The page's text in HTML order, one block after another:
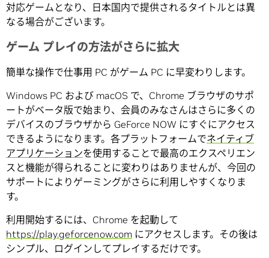
対応ゲームとなり、日本国内で提供されるタイトルとは異
なる場合がございます。
ゲーム プレイの方法がさらに拡大
簡単な操作で仕事用 PC がゲーム PC に早変わりします。
Windows PC および macOS で、Chrome ブラウザのサポ
ートがベータ版で始まり、会員のみなさんはさらに多くの
デバイスのブラウザから GeForce NOW にすぐにアクセス
できるようになります。各プラットフォームでネイティブ
アプリケーションを使用することで最高のエクスペリエン
スと機能が得られることに変わりはありませんが、今回の
サポートによりゲーミングがさらに利用しやすくなりま
す。
利用開始するには、Chrome を起動して
https://play.geforcenow.com にアクセスします。その後は
シンプル、ログインしてプレイするだけです。